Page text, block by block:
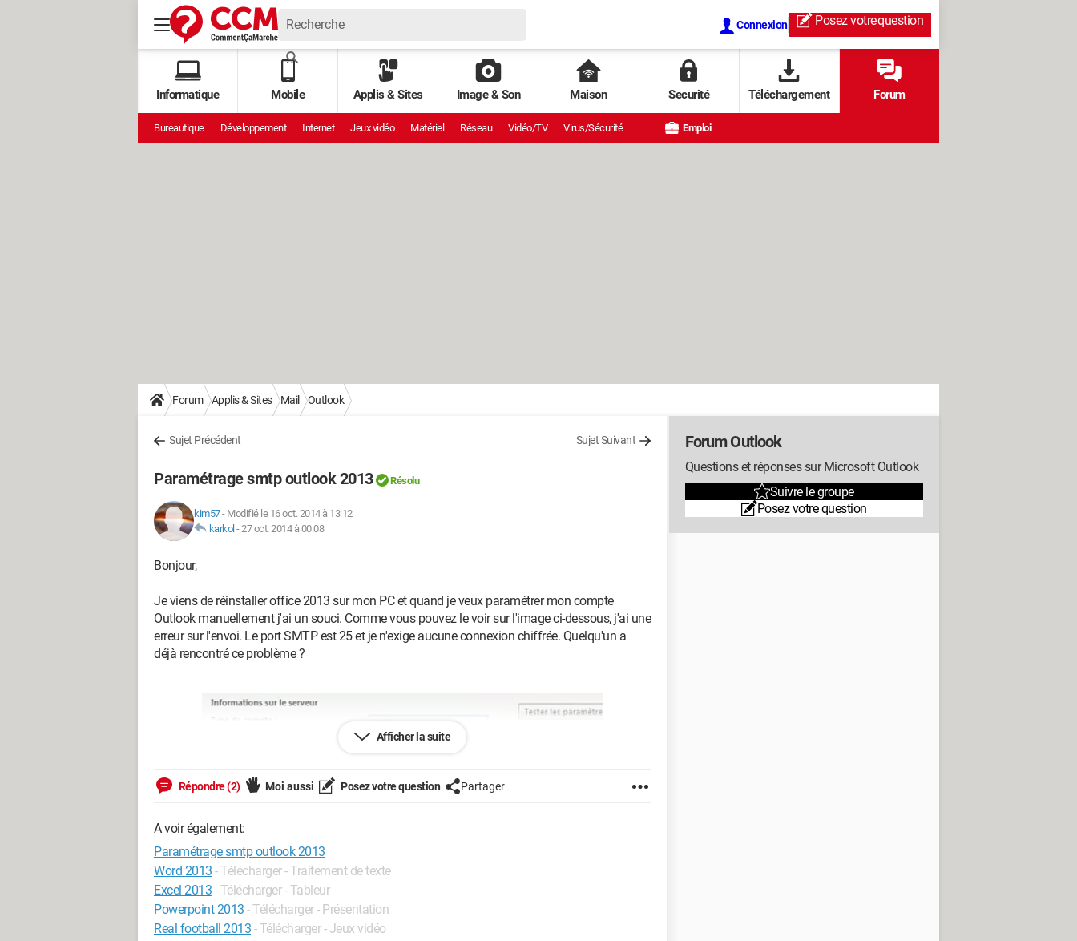
Connexion Posez votrequestion
Informatique Mobile Applis & Sites Image & Son Maison Securité Téléchargement Forum
Bureautique Développement Internet Jeux vidéo Matériel Réseau Vidéo/TV Virus/Sécurité Emploi
Forum Applis & Sites Mail Outlook
Sujet Précédent Sujet Suivant
Paramétrage smtp outlook 2013 Résolu
kim57- Modifié le 16 oct. 2014 à 13:12
karkol -27 oct. 2014 à 00:08
Bonjour,
Je viens de réinstaller office 2013 sur mon PC et quand je veux paramétrer mon compte
Outlook manuellement j'ai un souci. Comme vous pouvez le voir sur l'image ci-dessous, j'ai une
erreur sur l'envoi. Le port SMTP est 25 et je n'exige aucune connexion chiffrée. Quelqu'un a
déjà rencontré ce problème ?
Afficher la suite
Répondre (2) Moi aussi Posez votre question Partager
A voir également:
Paramétrage smtp outlook 2013
Word 2013 - Télécharger - Traitement de texte
Excel 2013 - Télécharger - Tableur
Powerpoint 2013 - Télécharger - Présentation
Real football 2013 - Télécharger - Jeux vidéo
Forum Outlook
Questions et réponses sur Microsoft Outlook
Suivre le groupe
Posez votre question